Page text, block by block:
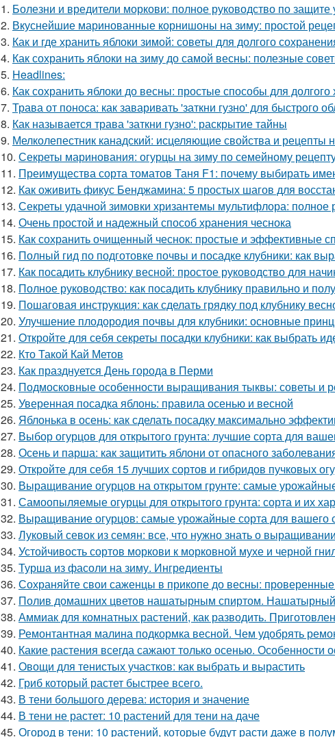
1. Болезни и вредители моркови: полное руководство по защите
2. Вкуснейшие маринованные корнишоны на зиму: простой
3. Как и где хранить яблоки зимой: советы для долгого
4. Как сохранить яблоки на зиму до самой весны: полезные
5. Headlines:
6. Как сохранить яблоки до весны: простые способы для долгого
7. Трава от поноса: как заваривать 'заткни гузно' для быстрого
8. Как называется трава 'заткни гузно': раскрытие тайны
9. Мелколепестник канадский: исцеляющие свойства и рецепты
10. Секреты маринования: огурцы на зиму по семейному
11. Преимущества сорта томатов Таня F1: почему выбирать
12. Как оживить фикус Бенджамина: 5 простых шагов для
13. Секреты удачной зимовки хризантемы мультифлора: полное
14. Очень простой и надежный способ хранения чеснока
15. Как сохранить очищенный чеснок: простые и эффективные
16. Полный гид по подготовке почвы и посадке клубники: как
17. Как посадить клубнику весной: простое руководство для
18. Полное руководство: как посадить клубнику правильно и
19. Пошаговая инструкция: как сделать грядку под клубнику
20. Улучшение плодородия почвы для клубники: основные
21. Откройте для себя секреты посадки клубники: как выбрать
22. Кто Такой Кай Метов
23. Как празднуется День города в Перми
24. Подмосковные особенности выращивания тыквы: советы и
25. Уверенная посадка яблонь: правила осенью и весной
26. Яблонька в осень: как сделать посадку максимально
27. Выбор огурцов для открытого грунта: лучшие сорта для
28. Осень и парша: как защитить яблони от опасного
29. Откройте для себя 15 лучших сортов и гибридов пучковых
30. Выращивание огурцов на открытом грунте: самые
31. Самоопыляемые огурцы для открытого грунта: сорта и их
32. Выращивание огурцов: самые урожайные сорта для вашего
33. Луковый севок из семян: все, что нужно знать о
34. Устойчивость сортов моркови к морковной мухе и черной
35. Турша из фасоли на зиму. Ингредиенты
36. Сохраняйте свои саженцы в прикопе до весны:
37. Полив домашних цветов нашатырным спиртом. Нашатырный
38. Аммиак для комнатных растений, как разводить.
39. Ремонтантная малина подкормка весной. Чем удобрять
40. Какие растения всегда сажают только осенью. Особенности
41. Овощи для тенистых участков: как выбрать и вырастить
42. Гриб который растет быстрее всего.
43. В тени большого дерева: история и значение
44. В тени не растет: 10 растений для тени на даче
45. Огород в тени: 10 растений, которые будут расти даже в